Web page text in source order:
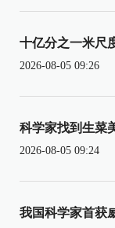
十亿分之一米尺
2026-08-05 09:26
科学家找到生菜
2026-08-05 09:24
我国科学家首获